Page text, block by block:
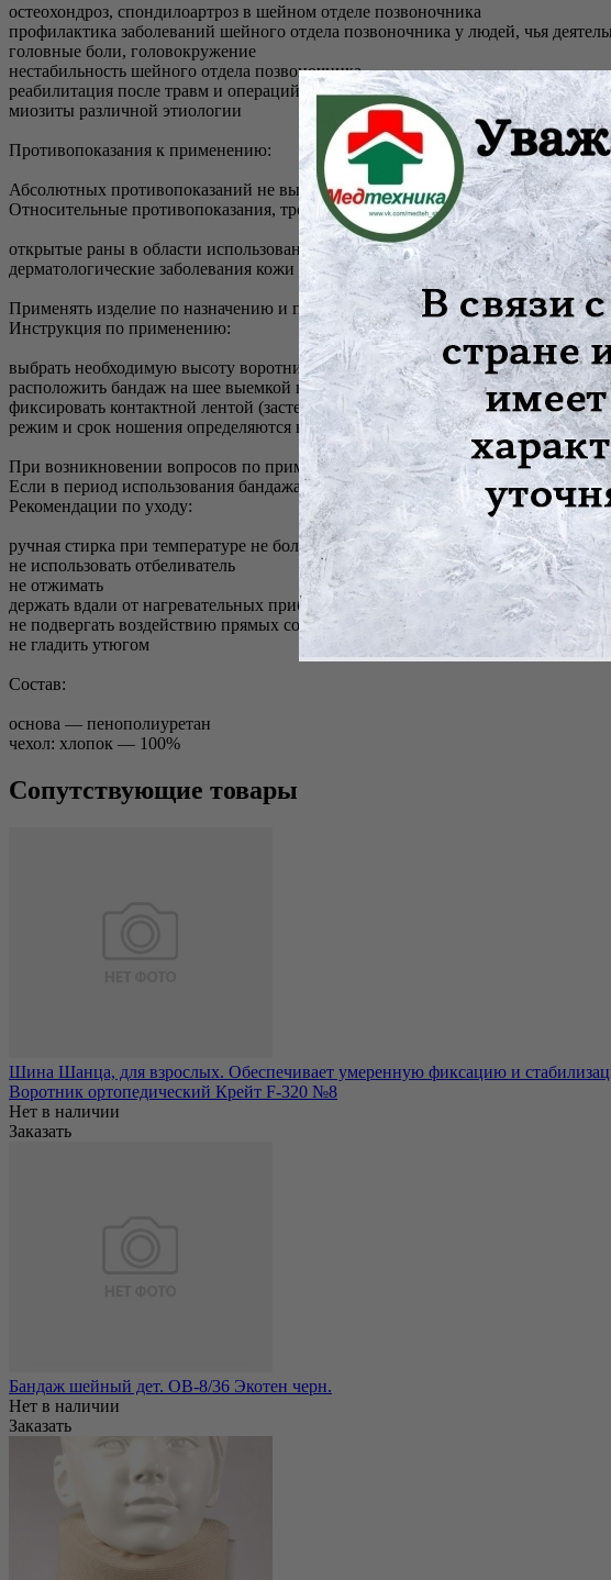
остеохондроз, спондилоартроз в шейном отделе позвоночника
профилактика заболеваний шейного отдела позвоночника у людей, чья
головные боли, головокружение
нестабильность шейного отдела позвоночника
реабилитация после травм и операций на шейном отделе позвоночника
миозиты различной этиологии
Противопоказания к применению:
Абсолютных противопоказаний не выявлено.
Относительные противопоказания, требуют консультации врача:
открытые раны в области использования бандажа
дерматологические заболевания кожи в области применения бандажа
Применять изделие по назначению и под контролем врача.
Инструкция по применению:
выбрать необходимую высоту воротника, измерив длину от ветви нижней
расположить бандаж на шее выемкой под подбородок
фиксировать контактной лентой (застежка «Велкро») сзади
режим и срок ношения определяются врачом
При возникновении вопросов по применению изделия обратитесь к лечащему
Если в период использования бандажа появились боль, дискомфорт или
Рекомендации по уходу:
ручная стирка при температуре не более 40°C
не использовать отбеливатель
не отжимать
держать вдали от нагревательных приборов
не подвергать воздействию прямых солнечных лучей
не гладить утюгом
Состав:
основа — пенополиуретан
чехол: хлопок — 100%
Сопутствующие товары
Шина Шанца, для взрослых. Обеспечивает умеренную фиксацию и
Воротник ортопедический Крейт F-320 №8
Нет в наличии
Заказать
Бандаж шейный дет. ОВ-8/36 Экотен черн.
Нет в наличии
Заказать